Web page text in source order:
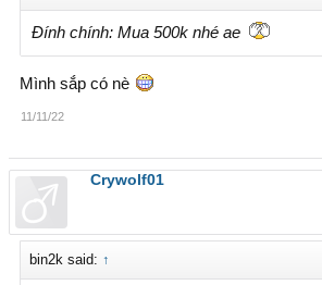
Đính chính: Mua 500k nhé ae
Mình sắp có nè
11/11/22
Crywolf01
bin2k said: ↑